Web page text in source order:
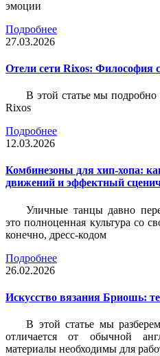
эмоции
Подробнее
27.03.2026
Отели сети Rixos: Философия
В этой статье мы подробно
Rixos
Подробнее
12.03.2026
Комбинезоны для хип-хопа:
движений и эффектный
Уличные танцы давно
это полноценная культура со
конечно, дресс-кодом
Подробнее
26.02.2026
Искусство вязания Бриошь:
В этой статье мы
отличается от обычной
материалы необходимы для